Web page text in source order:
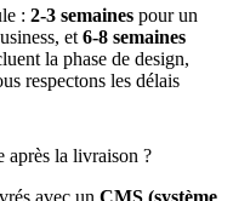
: 2-3 semaines pour un
et 6-8 semaines
la phase de design,
respectons les délais
après la livraison ?